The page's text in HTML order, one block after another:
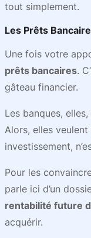
tout simplement.
Les Prêts
Une fois votre
prêts bancaires.
gâteau financier.
Les banques,
Alors, elles
investissement,
Pour les
parle ici d’un
rentabilité future
acquérir.